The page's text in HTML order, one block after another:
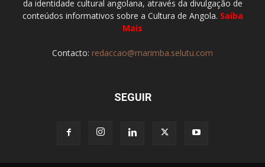
da identidade cultural angolana, através da divulgação de
conteúdos informativos sobre a Cultura de Angola. Saiba
Mais
Contacto: redaccao@marimba.selutu.com
SEGUIR